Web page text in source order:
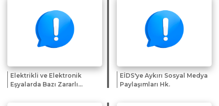
Elektrikli ve Elektronik
Eşyalarda Bazı Zararlı
EİDS'ye Aykırı Sosyal Medya
Paylaşımları Hk.